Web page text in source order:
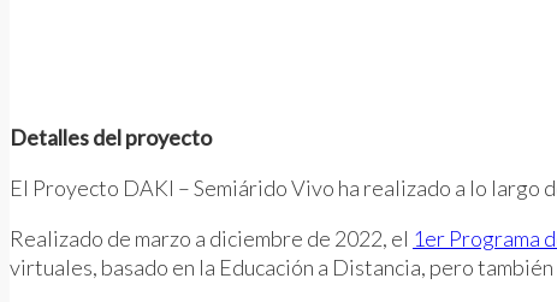
Detalles del proyecto
El Proyecto DAKI – Semiárido Vivo ha realizado a lo largo
Realizado de marzo a diciembre de 2022, el 1er Programa
virtuales, basado en la Educación a Distancia, pero